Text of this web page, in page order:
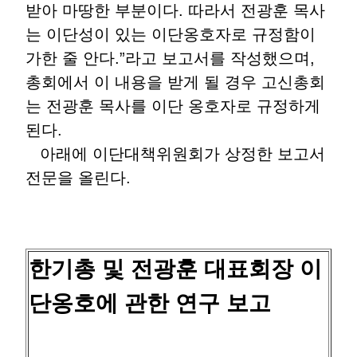
받아 마땅한 부분이다. 따라서 전광훈 목사
는 이단성이 있는 이단옹호자로 규정함이
가한 줄 안다.”라고 보고서를 작성했으며,
총회에서 이 내용을 받게 될 경우 고신총회
는 전광훈 목사를 이단 옹호자로 규정하게
된다.
아래에 이단대책위원회가 상정한 보고서
전문을 올린다.
한기총 및 전광훈 대표회장 이
단옹호에 관한 연구 보고